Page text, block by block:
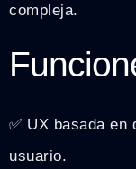
compleja.
✅ UX basada
usuario.